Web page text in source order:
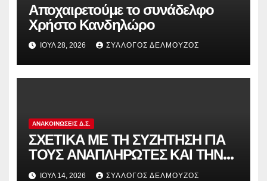
Αποχαιρετούμε το συνάδελφο
Χρήστο Κανδηλώρο
ΙΟΎΛ 28, 2026 ΣΎΛΛΟΓΟΣ ΔΕΛΜΟΎΖΟΣ
ΑΝΑΚΟΙΝΏΣΕΙΣ Δ.Σ.
ΣΧΕΤΙΚΑ ΜΕ ΤΗ ΣΥΖΗΤΗΣΗ ΓΙΑ
ΤΟΥΣ ΑΝΑΠΛΗΡΩΤΕΣ ΚΑΙ ΤΗΝ
ΠΑΡΑΠΟΜΠΗ ΤΗΣ ΕΛΛΑΔΑΣ
ΙΟΎΛ 14, 2026 ΣΎΛΛΟΓΟΣ ΔΕΛΜΟΎΖΟΣ